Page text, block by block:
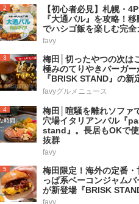
2
【初心者必見】札幌・
『大通バル』を攻略！移
でハシゴ飯を楽しむ完全
favy
3
梅田│切ったやつの次は
極みのてりやきバーガー
『BRISK STAND』の新
favyグルメニュース
4
梅田│喧騒を離れソファ
穴場イタリアンバル『
stand』。長居もOKで
抜群
favy
5
梅田限定！海外の定番・
っぱ系ベーコンジャムバ
が新登場『BRISK
favy